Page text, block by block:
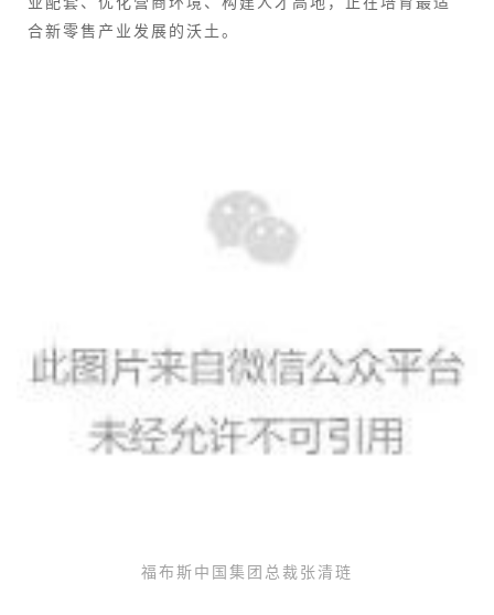
合新零售产业发展的沃土。
福布斯中国集团总裁张清琏